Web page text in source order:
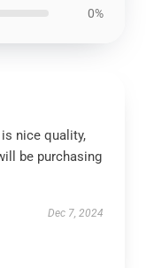
0%
nice quality,
be purchasing
Dec 7, 2024